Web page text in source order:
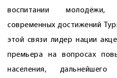
воспитании молодёжи,
современных достижений
этой связи лидер нации
премьера на вопросах
населения,